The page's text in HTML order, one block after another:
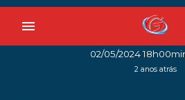
menu
02/05/2024
2 anos atrás